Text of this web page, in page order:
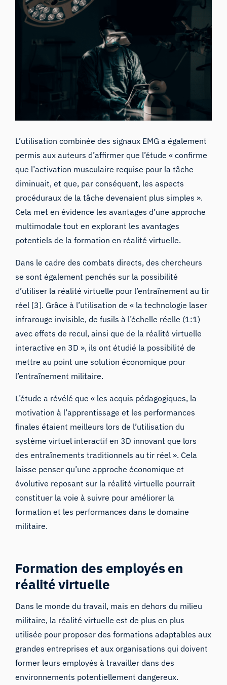
L’utilisation combinée des signaux EMG a également
permis aux auteurs d’affirmer que l’étude « confirme
que l’activation musculaire requise pour la tâche
diminuait, et que, par conséquent, les aspects
procéduraux de la tâche devenaient plus simples ».
Cela met en évidence les avantages d’une approche
multimodale tout en explorant les avantages
potentiels de la formation en réalité virtuelle.
Dans le cadre des combats directs, des chercheurs
se sont également penchés sur la possibilité
d’utiliser la réalité virtuelle pour l’entraînement au tir
réel [3]. Grâce à l’utilisation de « la technologie laser
infrarouge invisible, de fusils à l’échelle réelle (1:1)
avec effets de recul, ainsi que de la réalité virtuelle
interactive en 3D », ils ont étudié la possibilité de
mettre au point une solution économique pour
l’entraînement militaire.
L’étude a révélé que « les acquis pédagogiques, la
motivation à l’apprentissage et les performances
finales étaient meilleurs lors de l’utilisation du
système virtuel interactif en 3D innovant que lors
des entraînements traditionnels au tir réel ». Cela
laisse penser qu’une approche économique et
évolutive reposant sur la réalité virtuelle pourrait
constituer la voie à suivre pour améliorer la
formation et les performances dans le domaine
militaire.
Formation des employés en
réalité virtuelle
Dans le monde du travail, mais en dehors du milieu
militaire, la réalité virtuelle est de plus en plus
utilisée pour proposer des formations adaptables aux
grandes entreprises et aux organisations qui doivent
former leurs employés à travailler dans des
environnements potentiellement dangereux.